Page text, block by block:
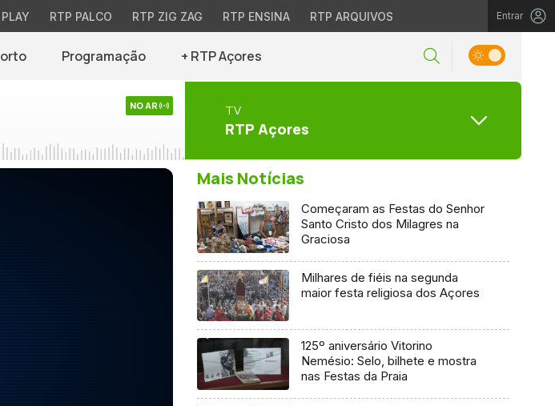
RTP PALCO RTP ZIG ZAG RTP ENSINA RTP ARQUIVOS Entrar
Programação + RTP Açores
NO AR TV
RTP Açores
Mais Notícias
Começaram as Festas do Senhor
Santo Cristo dos Milagres na
Graciosa
Milhares de fiéis na segunda
maior festa religiosa dos Açores
125º aniversário Vitorino
Nemésio: Selo, bilhete e mostra
nas Festas da Praia